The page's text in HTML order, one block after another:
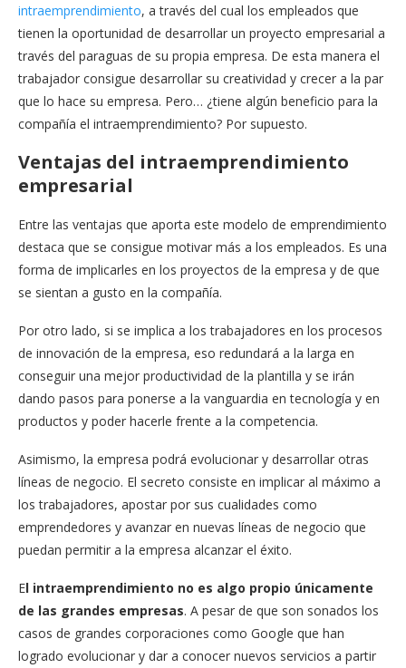
intraemprendimiento, a través del cual los empleados que
tienen la oportunidad de desarrollar un proyecto empresarial a
través del paraguas de su propia empresa. De esta manera el
trabajador consigue desarrollar su creatividad y crecer a la par
que lo hace su empresa. Pero… ¿tiene algún beneficio para la
compañía el intraemprendimiento? Por supuesto.
Ventajas del intraemprendimiento
empresarial
Entre las ventajas que aporta este modelo de emprendimiento
destaca que se consigue motivar más a los empleados. Es una
forma de implicarles en los proyectos de la empresa y de que
se sientan a gusto en la compañía.
Por otro lado, si se implica a los trabajadores en los procesos
de innovación de la empresa, eso redundará a la larga en
conseguir una mejor productividad de la plantilla y se irán
dando pasos para ponerse a la vanguardia en tecnología y en
productos y poder hacerle frente a la competencia.
Asimismo, la empresa podrá evolucionar y desarrollar otras
líneas de negocio. El secreto consiste en implicar al máximo a
los trabajadores, apostar por sus cualidades como
emprendedores y avanzar en nuevas líneas de negocio que
puedan permitir a la empresa alcanzar el éxito.
El intraemprendimiento no es algo propio únicamente
de las grandes empresas. A pesar de que son sonados los
casos de grandes corporaciones como Google que han
logrado evolucionar y dar a conocer nuevos servicios a partir